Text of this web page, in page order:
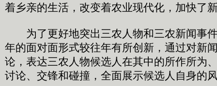
着乡亲的生活，改变着农业现代化，加快了
为了更好地突出三农人物和三农新闻事
年的面对面形式较往年有所创新，通过对新
论，表达三农人物候选人在其中的所作所为
讨论、交锋和碰撞，全面展示候选人自身的